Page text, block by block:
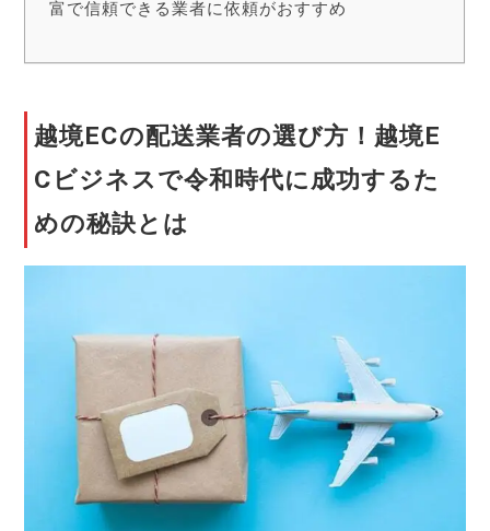
富で信頼できる業者に依頼がおすすめ
越境ECの配送業者の選び方！越境E
Cビジネスで令和時代に成功するた
めの秘訣とは